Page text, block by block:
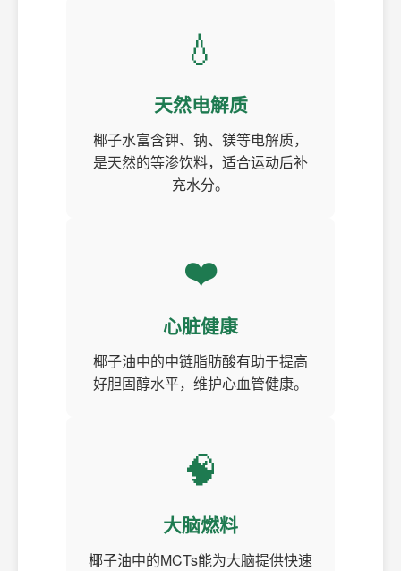
💧
天然电解质
椰子水富含钾、钠、镁等电解质，
是天然的等渗饮料，适合运动后补
充水分。
❤️
心脏健康
椰子油中的中链脂肪酸有助于提高
好胆固醇水平，维护心血管健康。
🧠
大脑燃料
椰子油中的MCTs能为大脑提供快速